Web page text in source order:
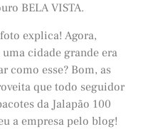
BELA VISTA.
explica! Agora,
cidade grande era
como esse? Bom, as
que todo seguidor
da Jalapão 100
a empresa pelo blog!